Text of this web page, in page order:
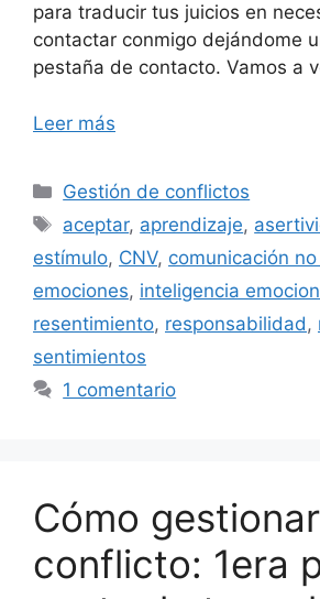
para traducir tus juicios en
contactar conmigo dejándome
pestaña de contacto. Vamos a
Leer más
Categorías
Gestión de conflictos
Etiquetas
aceptar, aprendizaje,
estímulo, CNV, comunicación
emociones, inteligencia
resentimiento, responsabilidad ,
sentimientos
1 comentario
Cómo
conflicto: 1era